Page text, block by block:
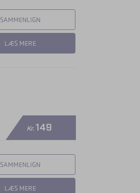
SAMMENLIGN
LÆS MERE
Kr. 149
SAMMENLIGN
LÆS MERE